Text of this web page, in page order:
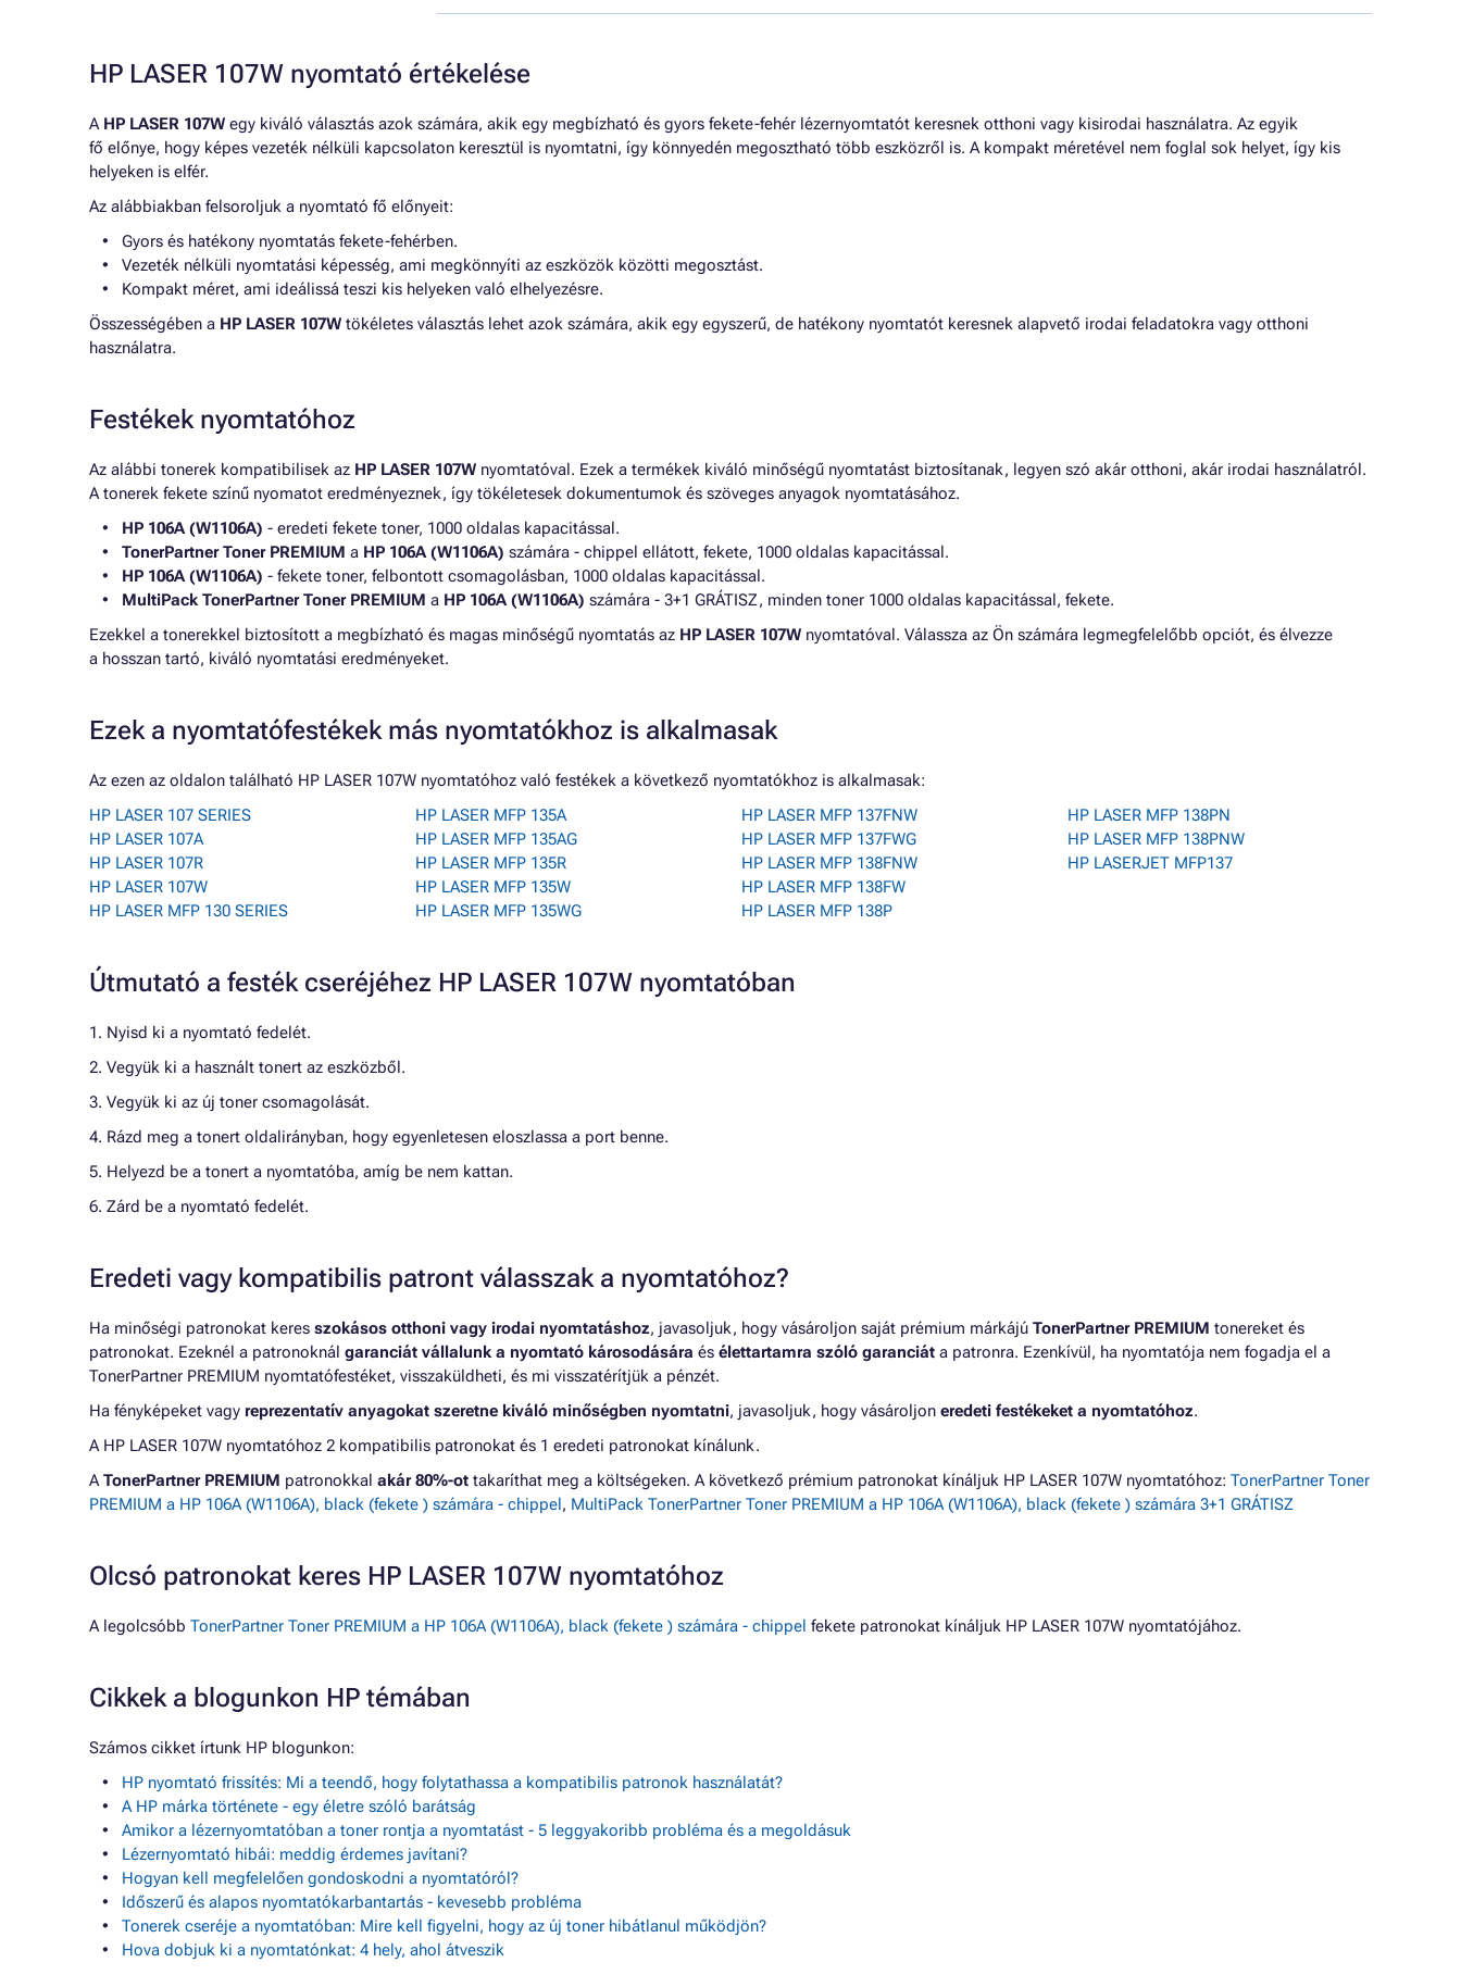
HP LASER 107W nyomtató értékelése
A HP LASER 107W egy kiváló választás azok számára, akik egy megbízható és gyors fekete-fehér lézernyomtatót keresnek otthoni vagy kisirodai használatra. Az egyik
fő előnye, hogy képes vezeték nélküli kapcsolaton keresztül is nyomtatni, így könnyedén megosztható több eszközről is. A kompakt méretével nem foglal sok helyet, így kis
helyeken is elfér.
Az alábbiakban felsoroljuk a nyomtató fő előnyeit:
Gyors és hatékony nyomtatás fekete-fehérben.
Vezeték nélküli nyomtatási képesség, ami megkönnyíti az eszközök közötti megosztást.
Kompakt méret, ami ideálissá teszi kis helyeken való elhelyezésre.
Összességében a HP LASER 107W tökéletes választás lehet azok számára, akik egy egyszerű, de hatékony nyomtatót keresnek alapvető irodai feladatokra vagy otthoni
használatra.
Festékek nyomtatóhoz
Az alábbi tonerek kompatibilisek az HP LASER 107W nyomtatóval. Ezek a termékek kiváló minőségű nyomtatást biztosítanak, legyen szó akár otthoni, akár irodai használatról.
A tonerek fekete színű nyomatot eredményeznek, így tökéletesek dokumentumok és szöveges anyagok nyomtatásához.
HP 106A (W1106A) - eredeti fekete toner, 1000 oldalas kapacitással.
TonerPartner Toner PREMIUM a HP 106A (W1106A) számára - chippel ellátott, fekete, 1000 oldalas kapacitással.
HP 106A (W1106A) - fekete toner, felbontott csomagolásban, 1000 oldalas kapacitással.
MultiPack TonerPartner Toner PREMIUM a HP 106A (W1106A) számára - 3+1 GRÁTISZ, minden toner 1000 oldalas kapacitással, fekete.
Ezekkel a tonerekkel biztosított a megbízható és magas minőségű nyomtatás az HP LASER 107W nyomtatóval. Válassza az Ön számára legmegfelelőbb opciót, és élvezze
a hosszan tartó, kiváló nyomtatási eredményeket.
Ezek a nyomtatófestékek más nyomtatókhoz is alkalmasak
Az ezen az oldalon található HP LASER 107W nyomtatóhoz való festékek a következő nyomtatókhoz is alkalmasak:
HP LASER 107 SERIES
HP LASER 107A
HP LASER 107R
HP LASER 107W
HP LASER MFP 130 SERIES
HP LASER MFP 135A
HP LASER MFP 135AG
HP LASER MFP 135R
HP LASER MFP 135W
HP LASER MFP 135WG
HP LASER MFP 137FNW
HP LASER MFP 137FWG
HP LASER MFP 138FNW
HP LASER MFP 138FW
HP LASER MFP 138P
HP LASER MFP 138PN
HP LASER MFP 138PNW
HP LASERJET MFP137
Útmutató a festék cseréjéhez HP LASER 107W nyomtatóban
1. Nyisd ki a nyomtató fedelét.
2. Vegyük ki a használt tonert az eszközből.
3. Vegyük ki az új toner csomagolását.
4. Rázd meg a tonert oldalirányban, hogy egyenletesen eloszlassa a port benne.
5. Helyezd be a tonert a nyomtatóba, amíg be nem kattan.
6. Zárd be a nyomtató fedelét.
Eredeti vagy kompatibilis patront válasszak a nyomtatóhoz?
Ha minőségi patronokat keres szokásos otthoni vagy irodai nyomtatáshoz, javasoljuk, hogy vásároljon saját prémium márkájú TonerPartner PREMIUM tonereket és
patronokat. Ezeknél a patronoknál garanciát vállalunk a nyomtató károsodására és élettartamra szóló garanciát a patronra. Ezenkívül, ha nyomtatója nem fogadja el a
TonerPartner PREMIUM nyomtatófestéket, visszaküldheti, és mi visszatérítjük a pénzét.
Ha fényképeket vagy reprezentatív anyagokat szeretne kiváló minőségben nyomtatni, javasoljuk, hogy vásároljon eredeti festékeket a nyomtatóhoz.
A HP LASER 107W nyomtatóhoz 2 kompatibilis patronokat és 1 eredeti patronokat kínálunk.
ATonerPartner PREMIUM patronokkal akár 80%-ot takaríthat meg a költségeken. A következő prémium patronokat kínáljuk HP LASER 107W nyomtatóhoz: TonerPartner Toner
PREMIUM a HP 106A (W1106A), black (fekete ) számára - chippel, MultiPack TonerPartner Toner PREMIUM a HP 106A (W1106A), black (fekete ) számára 3+1 GRÁTISZ
Olcsó patronokat keres HP LASER 107W nyomtatóhoz
A legolcsóbb TonerPartner Toner PREMIUM a HP 106A (W1106A), black (fekete ) számára - chippel fekete patronokat kínáljuk HP LASER 107W nyomtatójához.
Cikkek a blogunkon HP témában
Számos cikket írtunk HP blogunkon:
HP nyomtató frissítés: Mi a teendő, hogy folytathassa a kompatibilis patronok használatát?
A HP márka története - egy életre szóló barátság
Amikor a lézernyomtatóban a toner rontja a nyomtatást - 5 leggyakoribb probléma és a megoldásuk
Lézernyomtató hibái: meddig érdemes javítani?
Hogyan kell megfelelően gondoskodni a nyomtatóról?
Időszerű és alapos nyomtatókarbantartás - kevesebb probléma
Tonerek cseréje a nyomtatóban: Mire kell figyelni, hogy az új toner hibátlanul működjön?
Hova dobjuk ki a nyomtatónkat: 4 hely, ahol átveszik